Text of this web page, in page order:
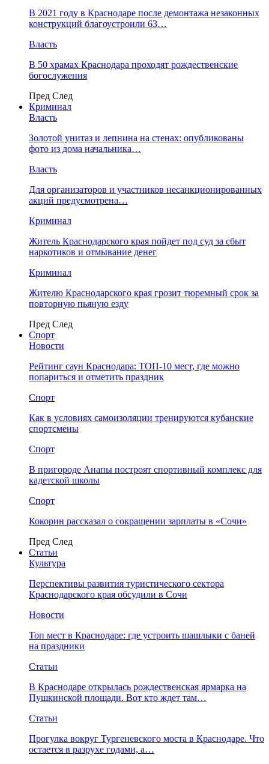
В 2021 году в Краснодаре после демонтажа незаконных
конструкций благоустроили 63…
Власть
В 50 храмах Краснодара проходят рождественские
богослужения
Пред След
Криминал
Власть
​Золотой унитаз и лепнина на стенах: опубликованы
фото из дома начальника…
Власть
Для организаторов и участников несанкционированных
акций предусмотрена…
Криминал
Житель Краснодарского края пойдет под суд за сбыт
наркотиков и отмывание денег
Криминал
Жителю Краснодарского края грозит тюремный срок за
повторную пьяную езду
Пред След
Спорт
Новости
Рейтинг саун Краснодара: ТОП-10 мест, где можно
попариться и отметить праздник
Спорт
Как в условиях самоизоляции тренируются кубанские
спортсмены
Спорт
В пригороде Анапы построят спортивный комплекс для
кадетской школы
Спорт
Кокорин рассказал о сокращении зарплаты в «Сочи»
Пред След
Статьи
Культура
Перспективы развития туристического сектора
Краснодарского края обсудили в Сочи
Новости
Топ мест в Краснодаре: где устроить шашлыки с баней
на праздники
Статьи
В Краснодаре открылась рождественская ярмарка на
Пушкинской площади. Вот кто ждет там…
Статьи
Прогулка вокруг Тургеневского моста в Краснодаре. Что
остается в разрухе годами, а…